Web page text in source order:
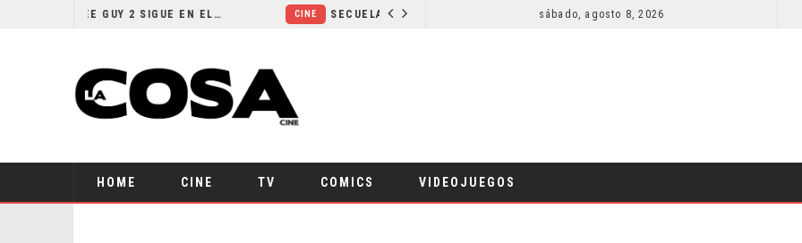
¿POR QUÉ FREE GUY 2 SIGUE EN EL LIMBO? CINE
sábado, agosto 8, 2026
HOME CINE TV COMICS VIDEOJUEGOS